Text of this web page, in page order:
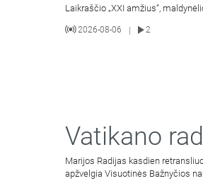
Laikraščio „XXI amžius“,
2026-08-06 | 2
Vatikano
Marijos Radijas kasdien
apžvelgia Visuotinės Bažnyčios